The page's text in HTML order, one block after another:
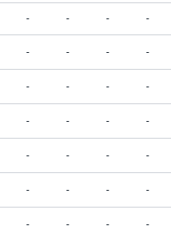
- - - -
- - - -
- - - -
- - - -
- - - -
- - - -
- - - -